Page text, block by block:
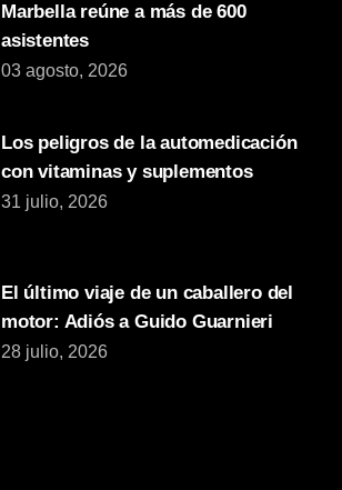
Marbella reúne a más de 600
asistentes
03 agosto, 2026
Los peligros de la automedicación
con vitaminas y suplementos
31 julio, 2026
El último viaje de un caballero del
motor: Adiós a Guido Guarnieri
28 julio, 2026